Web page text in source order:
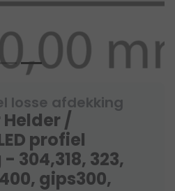
losse afdekking
Helder /
profiel
304,318, 323,
gips300,